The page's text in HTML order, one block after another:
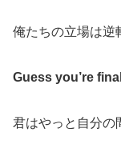
俺たちの立場は逆
Guess you’re
君はやっと自分の